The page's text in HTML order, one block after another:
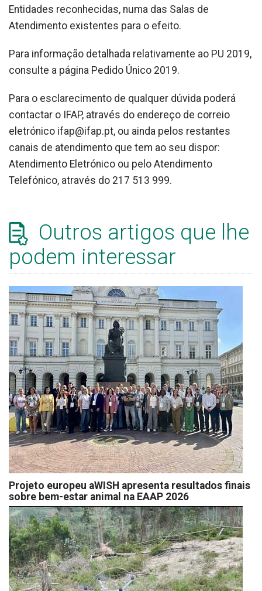
Entidades reconhecidas, numa das Salas de
Atendimento existentes para o efeito.
Para informação detalhada relativamente ao PU 2019,
consulte a página Pedido Único 2019.
Para o esclarecimento de qualquer dúvida poderá
contactar o IFAP, através do endereço de correio
eletrónico ifap@ifap.pt, ou ainda pelos restantes
canais de atendimento que tem ao seu dispor:
Atendimento Eletrónico ou pelo Atendimento
Telefónico, através do 217 513 999.
Outros artigos que lhe
podem interessar
Projeto europeu aWISH apresenta resultados finais
sobre bem-estar animal na EAAP 2026